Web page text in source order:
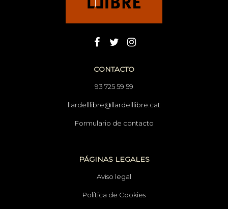
CONTACTO
93 725 59 59
llardelllibre@llardelllibre.cat
Formulario de contacto
PÁGINAS LEGALES
Aviso legal
Política de Cookies